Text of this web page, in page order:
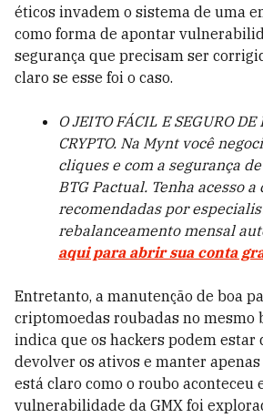
éticos invadem o sistema de uma
como forma de apontar
segurança que precisam ser
claro se esse foi o caso.
O JEITO FÁCIL E SEGURO
CRYPTO. Na Mynt você
cliques e com a segurança
BTG Pactual. Tenha acesso
recomendadas por
rebalanceamento mensal
aqui para abrir sua conta
Entretanto, a manutenção de boa
criptomoedas roubadas no mesmo
indica que os hackers podem estar
devolver os ativos e manter
está claro como o roubo aconteceu
vulnerabilidade da GMX foi